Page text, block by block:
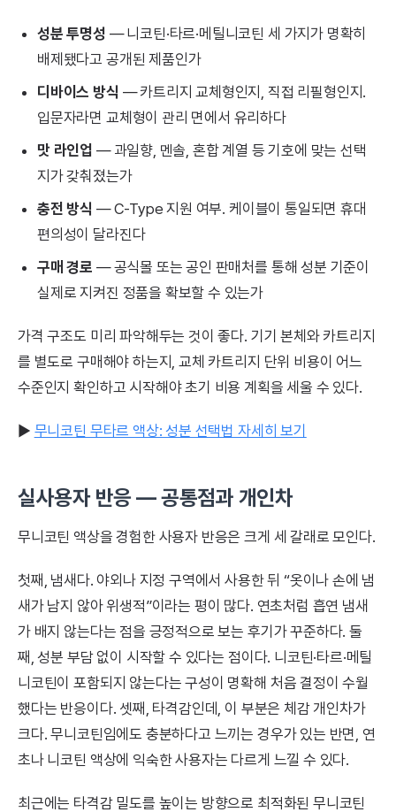
성분 투명성 — 니코틴·타르·메틸니코틴 세 가지가 명확히
배제됐다고 공개된 제품인가
디바이스 방식 — 카트리지 교체형인지, 직접 리필형인지.
입문자라면 교체형이 관리 면에서 유리하다
맛 라인업 — 과일향, 멘솔, 혼합 계열 등 기호에 맞는 선택
지가 갖춰졌는가
충전 방식 — C-Type 지원 여부. 케이블이 통일되면 휴대
편의성이 달라진다
구매 경로 — 공식몰 또는 공인 판매처를 통해 성분 기준이
실제로 지켜진 정품을 확보할 수 있는가
가격 구조도 미리 파악해두는 것이 좋다. 기기 본체와 카트리지
를 별도로 구매해야 하는지, 교체 카트리지 단위 비용이 어느
수준인지 확인하고 시작해야 초기 비용 계획을 세울 수 있다.
▶ 무니코틴 무타르 액상: 성분 선택법 자세히 보기
실사용자 반응 — 공통점과 개인차
무니코틴 액상을 경험한 사용자 반응은 크게 세 갈래로 모인다.
첫째, 냄새다. 야외나 지정 구역에서 사용한 뒤 “옷이나 손에 냄
새가 남지 않아 위생적”이라는 평이 많다. 연초처럼 흡연 냄새
가 배지 않는다는 점을 긍정적으로 보는 후기가 꾸준하다. 둘
째, 성분 부담 없이 시작할 수 있다는 점이다. 니코틴·타르·메틸
니코틴이 포함되지 않는다는 구성이 명확해 처음 결정이 수월
했다는 반응이다. 셋째, 타격감인데, 이 부분은 체감 개인차가
크다. 무니코틴임에도 충분하다고 느끼는 경우가 있는 반면, 연
초나 니코틴 액상에 익숙한 사용자는 다르게 느낄 수 있다.
최근에는 타격감 밀도를 높이는 방향으로 최적화된 무니코틴